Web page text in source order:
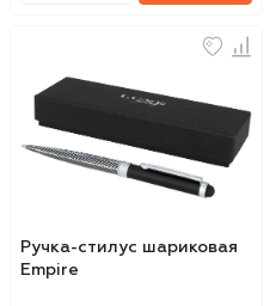
Ручка-стилус шариковая
Empire